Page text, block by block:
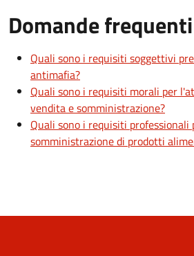
Domande frequenti
Quali sono i requisiti soggettivi
antimafia?
Quali sono i requisiti morali per
vendita e somministrazione?
Quali sono i requisiti professionali
somministrazione di prodotti